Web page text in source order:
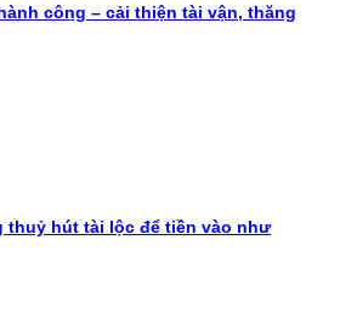
công – cải thiện tài vận, thăng
thuỷ hút tài lộc để tiền vào như